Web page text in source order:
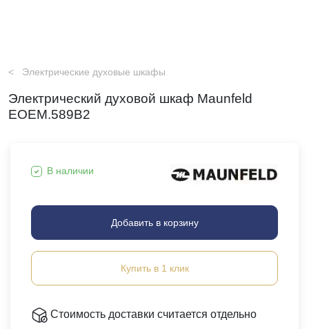
Электрические духовые шкафы
Электрический духовой шкаф Maunfeld
EOEM.589B2
В наличии
Добавить в корзину
Купить в 1 клик
Стоимость доставки считается отдельно